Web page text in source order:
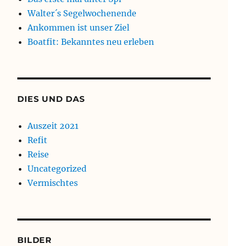
Walter´s Segelwochenende
Ankommen ist unser Ziel
Boatfit: Bekanntes neu erleben
DIES UND DAS
Auszeit 2021
Refit
Reise
Uncategorized
Vermischtes
BILDER